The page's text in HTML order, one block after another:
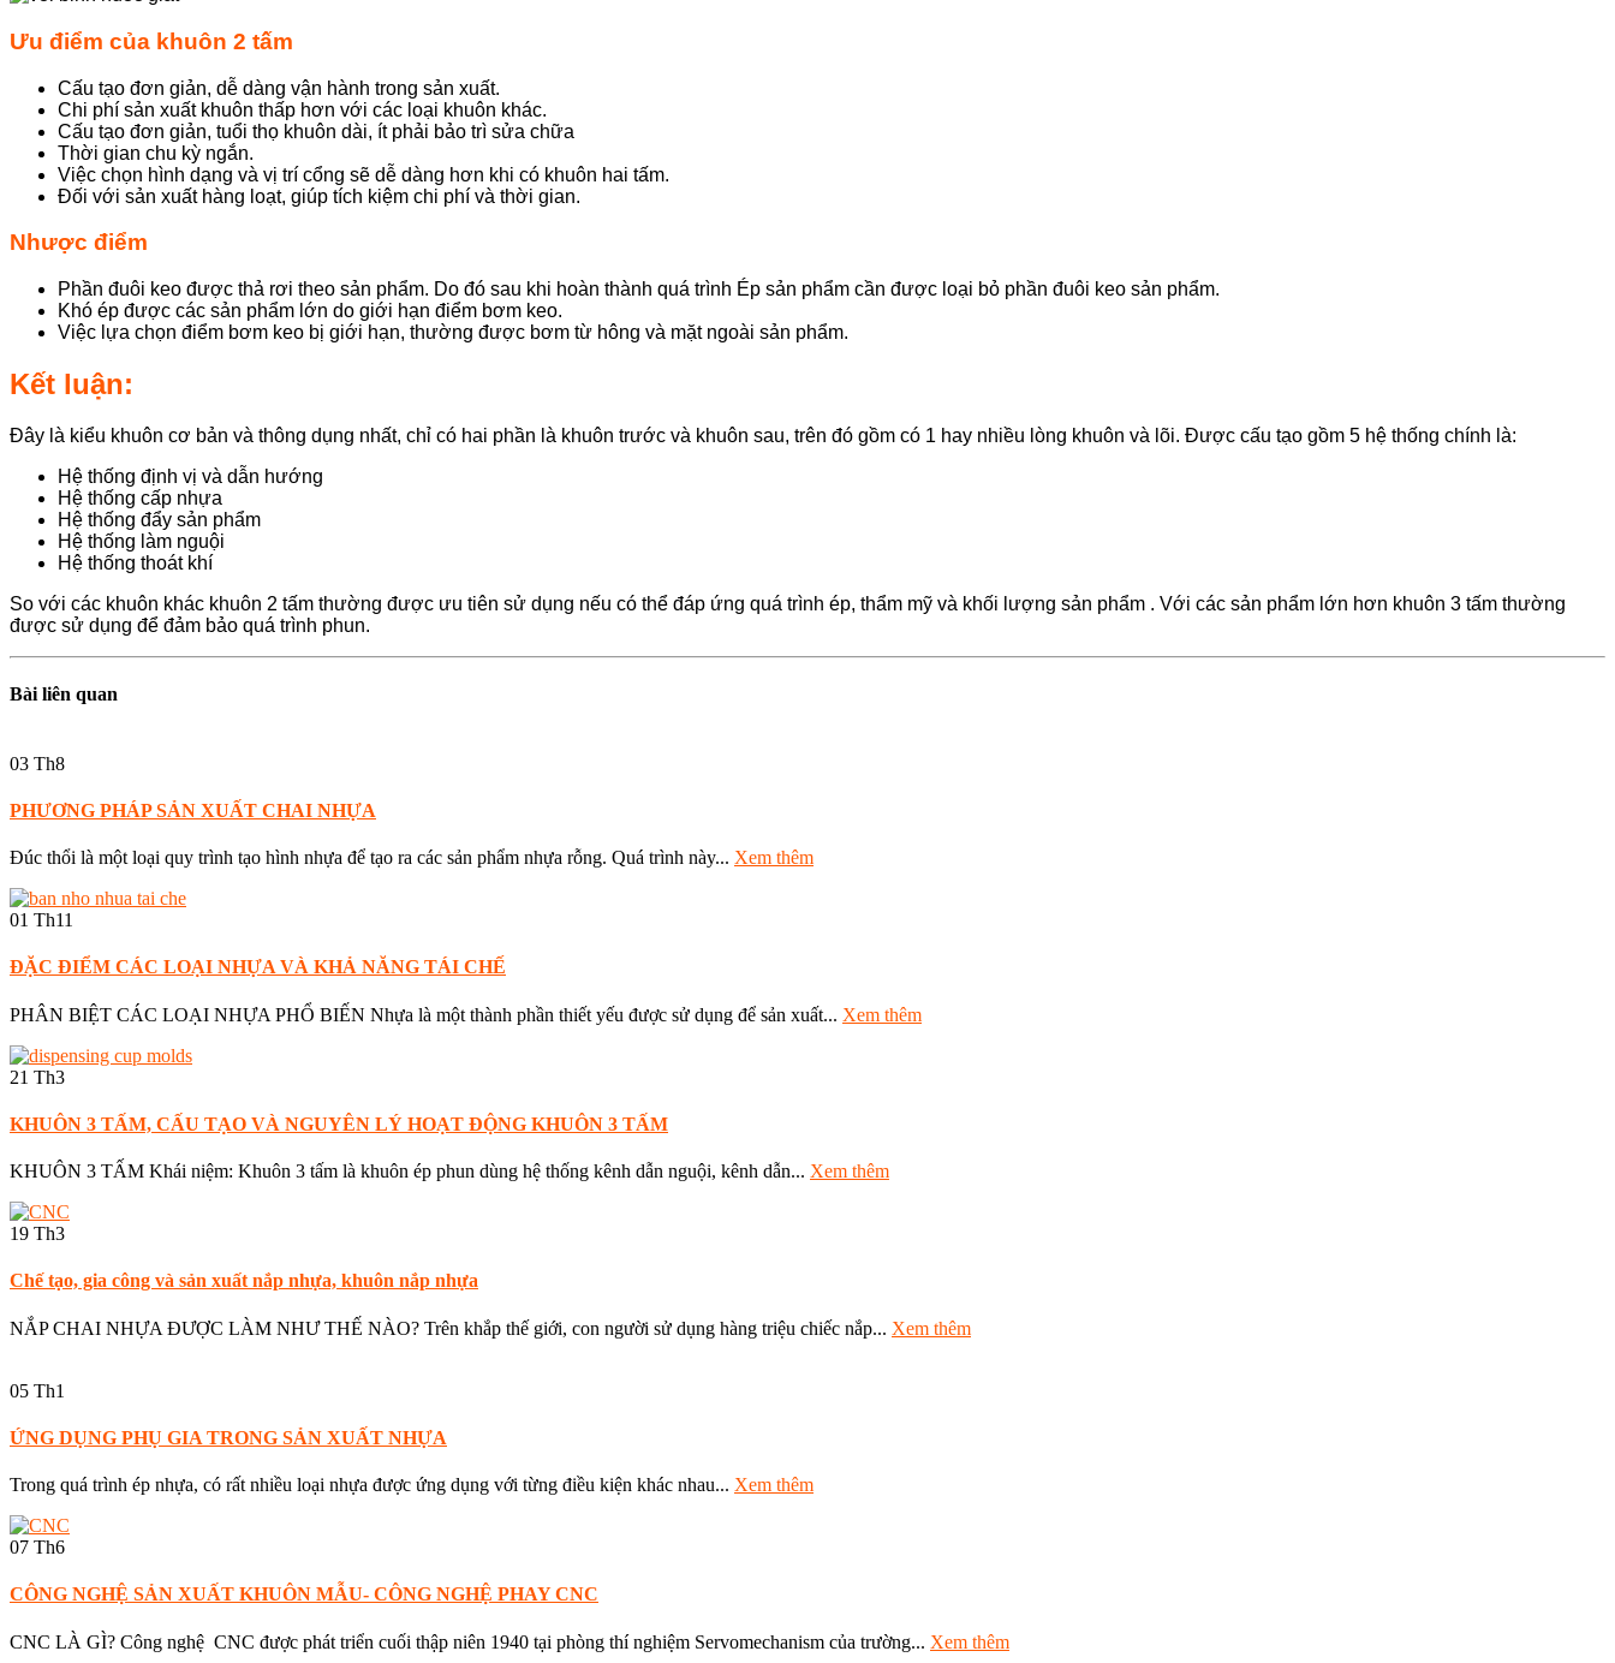
Ưu điểm của khuôn 2 tấm
Cấu tạo đơn giản, dễ dàng vận hành trong sản xuất.
Chi phí sản xuất khuôn thấp hơn với các loại khuôn khác.
Cấu tạo đơn giản, tuổi thọ khuôn dài, ít phải bảo trì sửa chữa
Thời gian chu kỳ ngắn.
Việc chọn hình dạng và vị trí cổng sẽ dễ dàng hơn khi có khuôn hai tấm.
Đối với sản xuất hàng loạt, giúp tích kiệm chi phí và thời gian.
Nhược điểm
Phần đuôi keo được thả rơi theo sản phẩm. Do đó sau khi hoàn thành quá trình Ép sản phẩm cần được loại bỏ phần đuôi keo sản phẩm.
Khó ép được các sản phẩm lớn do giới hạn điểm bơm keo.
Việc lựa chọn điểm bơm keo bị giới hạn, thường được bơm từ hông và mặt ngoài sản phẩm.
Kết luận:
Đây là kiểu khuôn cơ bản và thông dụng nhất, chỉ có hai phần là khuôn trước và khuôn sau, trên đó gồm có 1 hay nhiều lòng khuôn và lõi. Được cấu tạo gồm 5 hệ thống chính là:
Hệ thống định vị và dẫn hướng
Hệ thống cấp nhựa
Hệ thống đẩy sản phẩm
Hệ thống làm nguội
Hệ thống thoát khí
So với các khuôn khác khuôn 2 tấm thường được ưu tiên sử dụng nếu có thể đáp ứng quá trình ép, thẩm mỹ và khối lượng sản phẩm . Với các sản phẩm lớn hơn khuôn 3 tấm thường
được sử dụng để đảm bảo quá trình phun.
Bài liên quan
03 Th8
PHƯƠNG PHÁP SẢN XUẤT CHAI NHỰA
Đúc thổi là một loại quy trình tạo hình nhựa để tạo ra các sản phẩm nhựa rỗng. Quá trình này... Xem thêm
01 Th11
ĐẶC ĐIỂM CÁC LOẠI NHỰA VÀ KHẢ NĂNG TÁI CHẾ
PHÂN BIỆT CÁC LOẠI NHỰA PHỔ BIẾN Nhựa là một thành phần thiết yếu được sử dụng để sản xuất... Xem thêm
21 Th3
KHUÔN 3 TẤM, CẤU TẠO VÀ NGUYÊN LÝ HOẠT ĐỘNG KHUÔN 3 TẤM
KHUÔN 3 TẤM Khái niệm: Khuôn 3 tấm là khuôn ép phun dùng hệ thống kênh dẫn nguội, kênh dẫn... Xem thêm
19 Th3
Chế tạo, gia công và sản xuất nắp nhựa, khuôn nắp nhựa
NẮP CHAI NHỰA ĐƯỢC LÀM NHƯ THẾ NÀO? Trên khắp thế giới, con người sử dụng hàng triệu chiếc nắp... Xem thêm
05 Th1
ỨNG DỤNG PHỤ GIA TRONG SẢN XUẤT NHỰA
Trong quá trình ép nhựa, có rất nhiều loại nhựa được ứng dụng với từng điều kiện khác nhau... Xem thêm
07 Th6
CÔNG NGHỆ SẢN XUẤT KHUÔN MẪU- CÔNG NGHỆ PHAY CNC
CNC LÀ GÌ? Công nghệ CNC được phát triển cuối thập niên 1940 tại phòng thí nghiệm Servomechanism của trường... Xem thêm